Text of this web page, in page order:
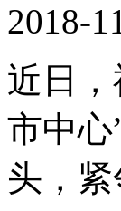
2018-
近日
市中
头，